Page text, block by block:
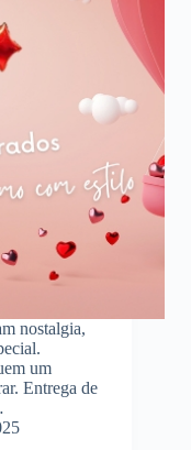
nostalgia,
um
Entrega de